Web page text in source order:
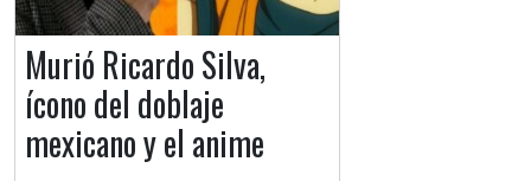
Murió Ricardo Silva,
ícono del doblaje
mexicano y el anime